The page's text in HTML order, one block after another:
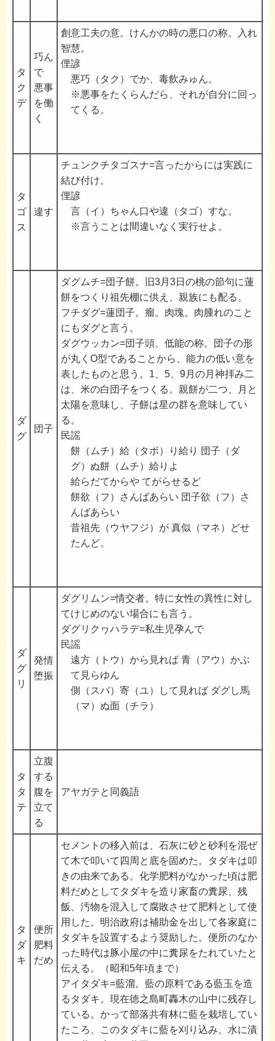
タ
ク
デ
巧ん
で
悪事
を働
く
創意工夫の意。けんかの時の悪口の称。入れ
智慧。
俚諺
悪巧（タク）でか、毒飲みゅん。
※悪事をたくらんだら、それが自分に回っ
てくる。
タ
ゴ
ス
違す
チュンクチタゴスナ=言ったからには実践に
結び付け。
俚諺
言（イ）ちゃん口や違（タゴ）すな。
※言うことは間違いなく実行せよ。
ダ
グ
団子
ダグムチ=団子餅。旧3月3日の桃の節句に蓮
餅をつくり祖先棚に供え、親族にも配る。
フチダグ=蓮団子。瘤。肉塊。肉腫れのこと
にもダグと言う。
ダグウッカン=団子頭、低能の称。団子の形
が丸くO型であることから、能力の低い意を
表したものと思う。1、5、9月の月神拝み二
は、米の白団子をつくる。親餅が二つ、月と
太陽を意味し、子餅は星の群を意味してい
る。
民謡
餅（ムチ）給（タボ）り給り 団子（ダ
グ）ぬ餅（ムチ）給りよ
給らだてからや てがらせるど
餅欲（フ）さんばあらい 団子欲（フ）さ
んばあらい
昔祖先（ウヤフジ）が 真似（マネ）どせ
たんど。
ダ
グ
リ
発情
堕振
ダグリムン=情交者。特に女性の異性に対し
てけじめのない場合にも言う。
ダグリクヮハラデ=私生児孕んで
民謡
遠方（トウ）から見れば 青（アウ）かぶ
て見らゆん
側（スバ）寄（ユ）して見れば ダグし馬
（マ）ぬ面（チラ）
タ
タ
テ
立腹
する
腹を
立て
る
アヤガテと同義語
タ
ダ
キ
便所
肥料
だめ
セメントの移入前は、石灰に砂と砂利を混ぜ
て木で叩いて四周と底を固めた。タダキは叩
きの由来である。化学肥料がなかった頃は肥
料だめとしてタダキを造り家畜の糞尿、残
飯、汚物を混入して腐敗させて肥料として使
用した。明治政府は補助金を出して各家庭に
タダキを設置するよう奨励した。便所のなか
った時代は豚小屋の中に糞尿をたれていたと
伝える。（昭和5年頃まで）
アイタダキ=藍溜。藍の原料である藍玉を造
るタダキ。現在徳之島町轟木の山中に残存し
ている。かって部落共有林に藍を栽培してい
たころ、このタダキに藍を刈り込み、水に漬